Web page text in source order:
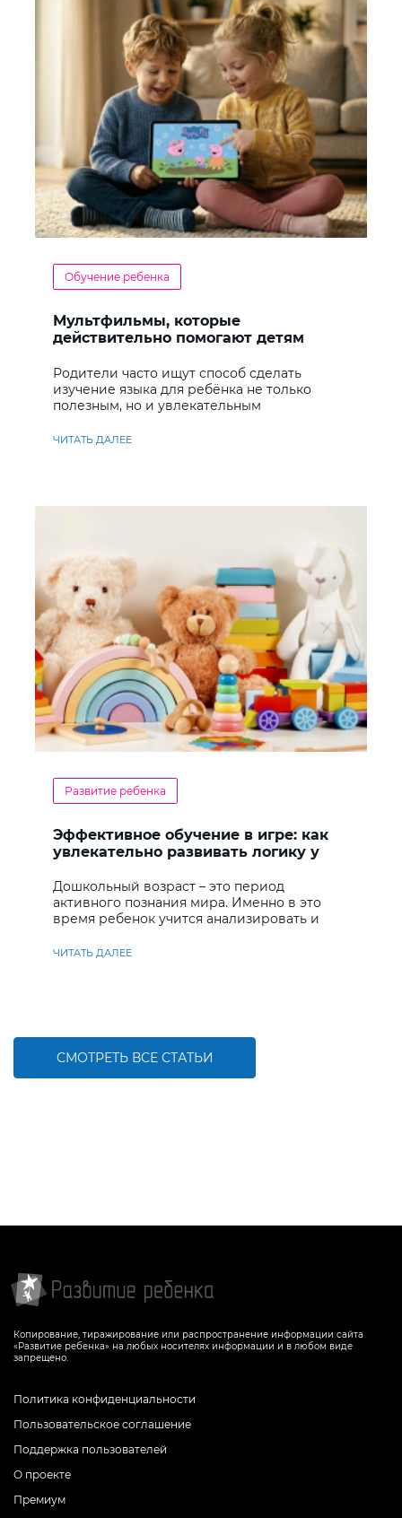
Обучение ребенка
Мультфильмы, которые
действительно помогают детям
Родители часто ищут способ сделать
изучение языка для ребёнка не только
полезным, но и увлекательным
ЧИТАТЬ ДАЛЕЕ
Развитие ребенка
Эффективное обучение в игре: как
увлекательно развивать логику у
Дошкольный возраст – это период
активного познания мира. Именно в это
время ребенок учится анализировать и
ЧИТАТЬ ДАЛЕЕ
СМОТРЕТЬ ВСЕ СТАТЬИ
Копирование, тиражирование или распространение информации сайта
«Развитие ребенка» на любых носителях информации и в любом виде
запрещено.
Политика конфиденциальности
Пользовательское соглашение
Поддержка пользователей
О проекте
Премиум